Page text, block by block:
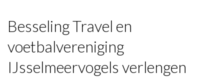
Besseling Travel en
voetbalvereniging
IJsselmeervogels verlengen